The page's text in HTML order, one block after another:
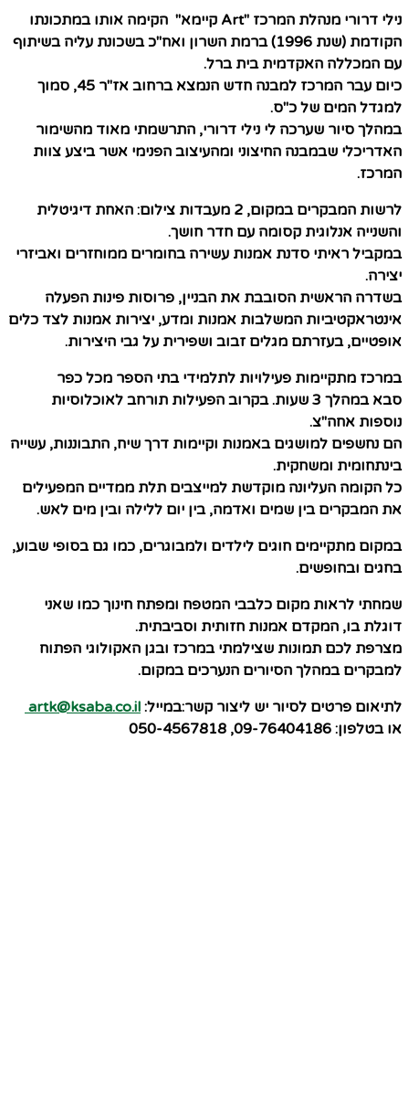
נילי דרורי מנהלת המרכז "Art קיימא"
הקימה אותו במתכונתו
הקודמת (שנת 1996) ברמת השרון ואח"כ בשכונת עליה בשיתוף
עם המכללה האקדמית בית ברל.
כיום עבר המרכז למבנה חדש הנמצא ברחוב אז"ר 45, סמוך
למגדל המים של כ"ס.
במהלך סיור שערכה לי נילי דרורי, התרשמתי מאוד מהשימור
האדריכלי שבמבנה החיצוני ומהעיצוב הפנימי אשר ביצע צוות
המרכז.
לרשות המבקרים במקום, 2 מעבדות צילום: האחת דיגיטלית
והשנייה אנלוגית קסומה עם חדר חושך.
במקביל ראיתי סדנת אמנות עשירה בחומרים ממוחזרים ואביזרי
יצירה.
בשדרה הראשית הסובבת את הבניין, פרוסות פינות הפעלה
אינטראקטיביות המשלבות אמנות ומדע, יצירות אמנות לצד כלים
אופטיים, בעזרתם מגלים זבוב ושפירית על גבי היצירות.
במרכז מתקיימות פעילויות לתלמידי בתי הספר מכל כפר
סבא במהלך 3 שעות. בקרוב הפעילות תורחב לאוכלוסיות
נוספות אחה"צ.
הם נחשפים למושגים באמנות וקיימות דרך שיח, התבוננות, עשייה
בינתחומית ומשחקית.
כל הקומה העליונה מוקדשת למייצבים תלת ממדיים המפעילים
את המבקרים בין שמים ואדמה, בין יום ללילה ובין מים לאש.
במקום מתקיימים חוגים לילדים ולמבוגרים, כמו גם בסופי שבוע,
בחגים ובחופשים.
שמחתי לראות מקום כלבבי המטפח ומפתח חינוך כמו שאני
דוגלת בו, המקדם אמנות חזותית וסביבתית.
מצרפת לכם תמונות שצילמתי במרכז ובגן האקולוגי הפתוח
למבקרים במהלך הסיורים הנערכים במקום.
לתיאום פרטים לסיור יש ליצור קשר:במייל: artk@ksaba.co.il
או בטלפון: 09-76404186, 050-4567818